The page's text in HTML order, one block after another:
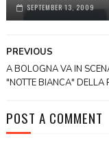
SEPTEMBER 13, 2009
PREVIOUS
A BOLOGNA VA IN
"NOTTE BIANCA" DELLA
POST A COMMENT